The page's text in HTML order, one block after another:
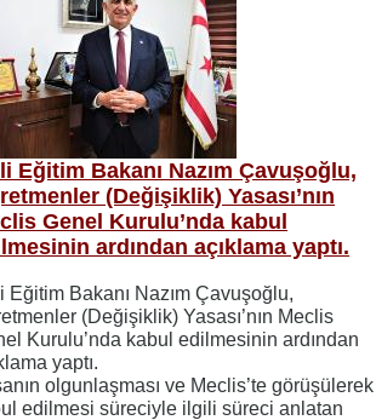
Eğitim Bakanı Nazım Çavuşoğlu,
(Değişiklik) Yasası’nın
Genel Kurulu’nda kabul
ardından açıklama yaptı.
Eğitim Bakanı Nazım Çavuşoğlu,
(Değişiklik) Yasası’nın Meclis
Kurulu’nda kabul edilmesinin ardından
yaptı.
olgunlaşması ve Meclis’te görüşülerek
edilmesi süreciyle ilgili süreci anlatan